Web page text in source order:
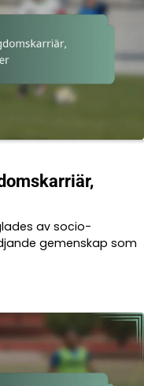
av socio-
gemenskap som